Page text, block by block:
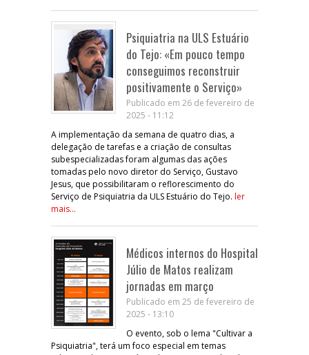
Psiquiatria na ULS Estuário
do Tejo: «Em pouco tempo
conseguimos reconstruir
positivamente o Serviço»
Publicado em 26 de fevereiro de
2025 - 11:12
A implementação da semana de quatro dias, a
delegação de tarefas e a criação de consultas
subespecializadas foram algumas das ações
tomadas pelo novo diretor do Serviço, Gustavo
Jesus, que possibilitaram o reflorescimento do
Serviço de Psiquiatria da ULS Estuário do Tejo. ler
mais...
Médicos internos do Hospital
Júlio de Matos realizam
jornadas em março
Publicado em 25 de fevereiro de
2025 - 13:10
O evento, sob o lema "Cultivar a
Psiquiatria", terá um foco especial em temas